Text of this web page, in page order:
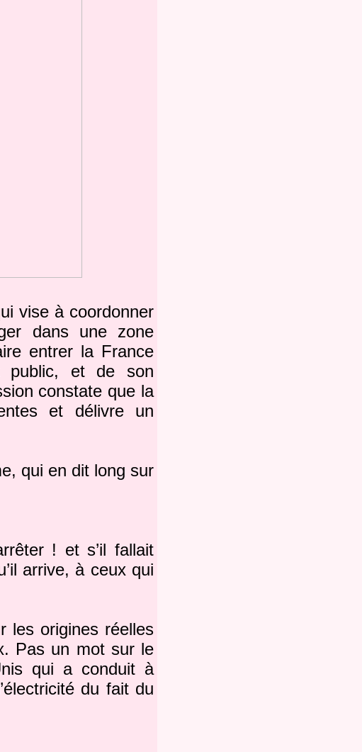
vise à coordonner
dans une zone
entrer la France
public, et de son
constate que la
et délivre un
qui en dit long sur
! et s’il fallait
arrive, à ceux qui
les origines réelles
Pas un mot sur le
qui a conduit à
du fait du